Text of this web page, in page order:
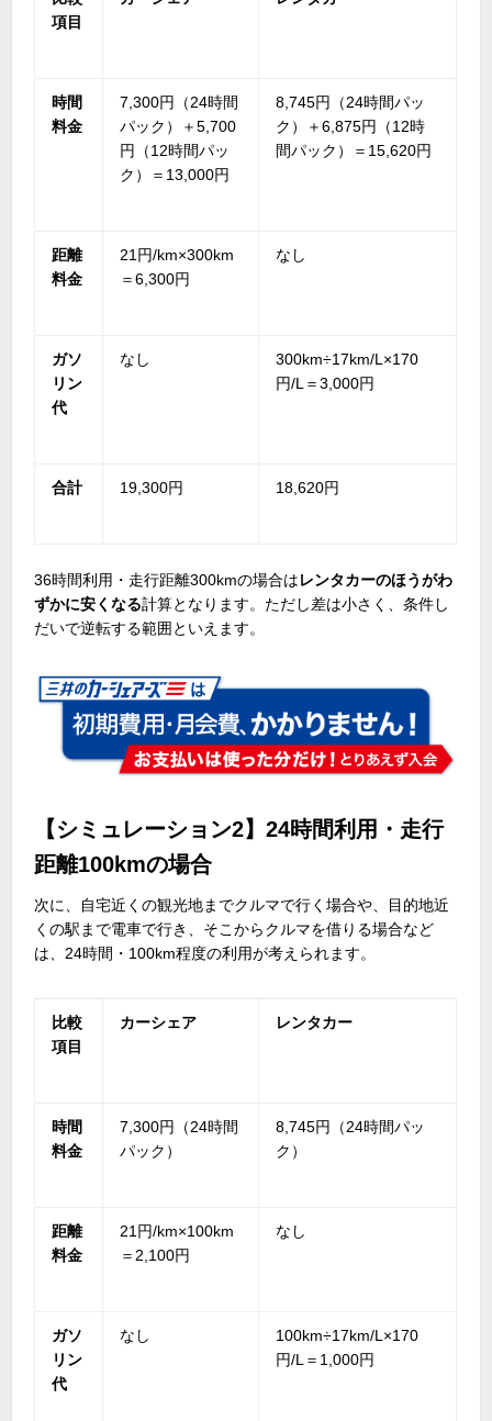
項目
時間
料金
7,300円（24時間
パック）＋5,700
円（12時間パッ
ク）＝ 13,000円
8,745円（24時間パッ
ク）＋6,875円（12時
間パック）＝ 15,620円
距離
料金
21円/km×300km
＝6,300円
なし
ガソ
リン
代
なし
300km÷17km/L×170
円/L＝3,000円
合計 19,300円 18,620円
36時間利用・走行距離300kmの場合はレンタカーのほうがわ
ずかに安くなる計算となります。ただし差は小さく、条件し
だいで逆転する範囲といえます。
【シミュレーション2】24時間利用・走行
距離100kmの場合
次に、自宅近くの観光地までクルマで行く場合や、目的地近
くの駅まで電車で行き、そこからクルマを借りる場合など
は、 24時間・ 100km程度の利用が考えられます。
比較
項目
カーシェア レンタカー
時間
料金
7,300円（24時間
パック）
8,745円（24時間パッ
ク）
距離
料金
21円/km×100km
＝ 2,100円
なし
ガソ
リン
代
なし
100km÷17km/L×170
円/L ＝ 1,000円